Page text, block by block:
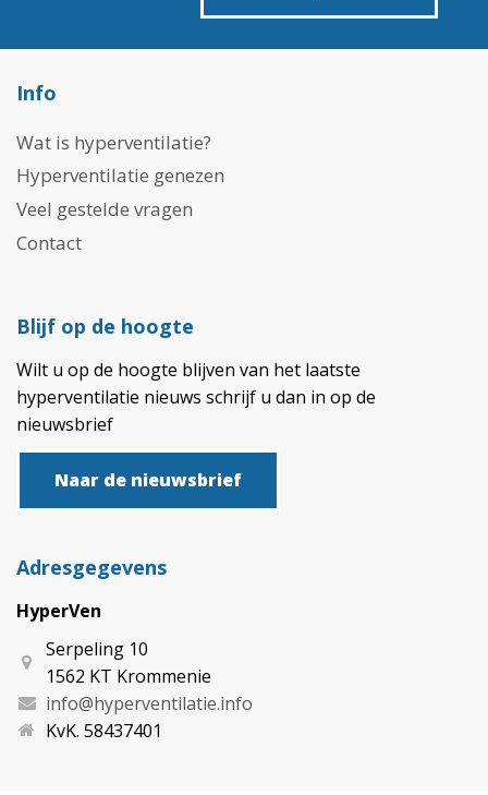
Info
Wat is hyperventilatie?
Hyperventilatie genezen
Veel gestelde vragen
Contact
Blijf op de hoogte
Wilt u op de hoogte blijven van het laatste
hyperventilatie nieuws schrijf u dan in op de
nieuwsbrief
Naar de nieuwsbrief
Adresgegevens
HyperVen
Serpeling 10
1562 KT Krommenie
info@hyperventilatie.info
KvK. 58437401